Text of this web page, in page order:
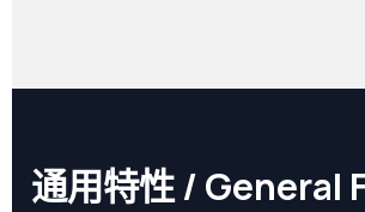
通用特性 / General